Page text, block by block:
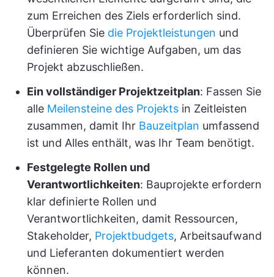
zum Erreichen des Ziels erforderlich sind.
Überprüfen Sie die Projektleistungen und
definieren Sie wichtige Aufgaben, um das
Projekt abzuschließen.
Ein vollständiger Projektzeitplan: Fassen Sie
alle Meilensteine des Projekts in Zeitleisten
zusammen, damit Ihr Bauzeitplan umfassend
ist und Alles enthält, was Ihr Team benötigt.
Festgelegte Rollen und
Verantwortlichkeiten: Bauprojekte erfordern
klar definierte Rollen und
Verantwortlichkeiten, damit Ressourcen,
Stakeholder, Projektbudgets, Arbeitsaufwand
und Lieferanten dokumentiert werden
können.